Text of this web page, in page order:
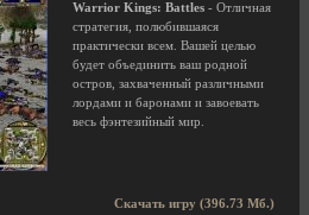
Warrior Kings: Battles - Отличная
стратегия, полюбившаяся
практически всем. Вашей целью
будет объединить ваш родной
остров, захваченный различными
лордами и баронами и завоевать
весь фэнтезийный мир.
Скачать игру (396.73 Мб.)